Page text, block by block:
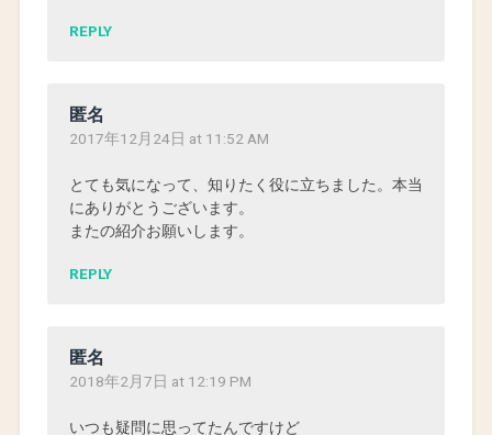
REPLY
匿名
2017年12月24日 at 11:52 AM
とても気になって、知りたく役に立ちました。本当
にありがとうございます。
またの紹介お願いします。
REPLY
匿名
2018年2月7日 at 12:19 PM
いつも疑問に思ってたんですけど